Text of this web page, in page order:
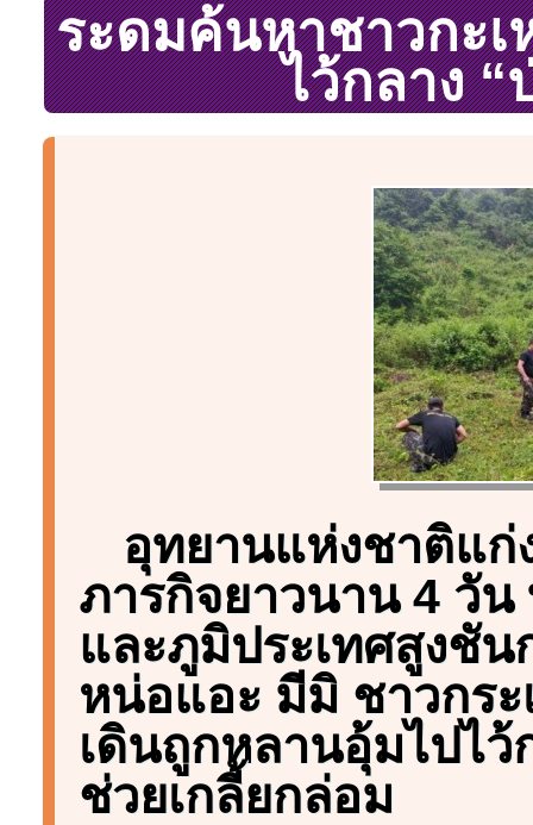
ระดมค้นหาชาวกะเ
ไว้กลาง
อุทยานแห่งชาติแก่
ภารกิจยาวนาน 4 วั
และภูมิประเทศสูงชั
หน่อแอะ มีมิ ชาวกระ
เดินถูกหลานอุ้มไปไว้
ช่วยเกลี้ยกล่อม